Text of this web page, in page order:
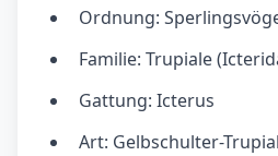
Ordnung:
Familie: Trupiale
Gattung: Icterus
Art: Gelbschulter-